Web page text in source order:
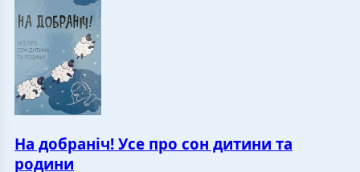
На добраніч! Усе про сон дитини та
родини